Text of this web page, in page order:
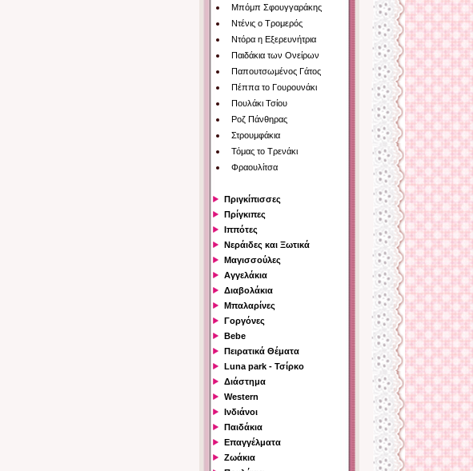
Μπόμπ Σφουγγαράκης
Ντένις ο Τρομερός
Ντόρα η Εξερευνήτρια
Παιδάκια των Ονείρων
Παπουτσωμένος Γάτος
Πέππα το Γουρουνάκι
Πουλάκι Τσίου
Ροζ Πάνθηρας
Στρουμφάκια
Τόμας το Τρενάκι
Φραουλίτσα
Πριγκίπισσες
Πρίγκιπες
Ιππότες
Νεράιδες και Ξωτικά
Μαγισσούλες
Αγγελάκια
Διαβολάκια
Μπαλαρίνες
Γοργόνες
Bebe
Πειρατικά Θέματα
Luna park - Τσίρκο
Διάστημα
Western
Ινδιάνοι
Παιδάκια
Επαγγέλματα
Ζωάκια